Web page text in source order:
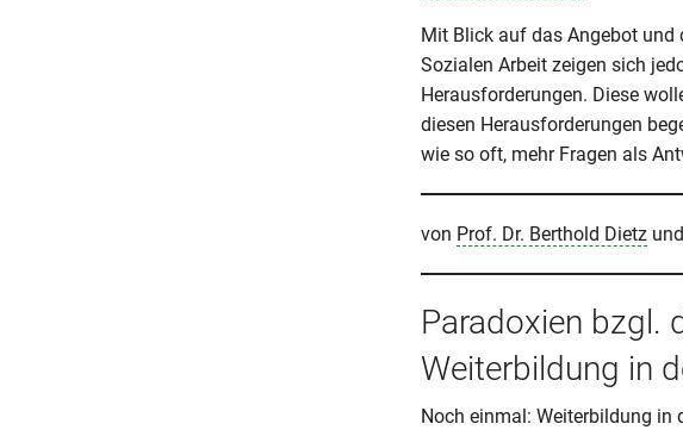
Mit Blick auf das Angebot und
Sozialen Arbeit zeigen sich
Herausforderungen. Diese
diesen Herausforderungen
wie so oft, mehr Fragen als
von Prof. Dr. Berthold Dietzund
Paradoxien bzgl.
Weiterbildung in
Noch einmal: Weiterbildung in